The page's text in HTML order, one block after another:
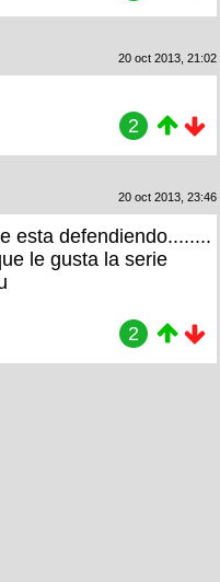
20 oct 2013, 21:02
2
20 oct 2013, 23:46
esta defendiendo........
le gusta la serie
2